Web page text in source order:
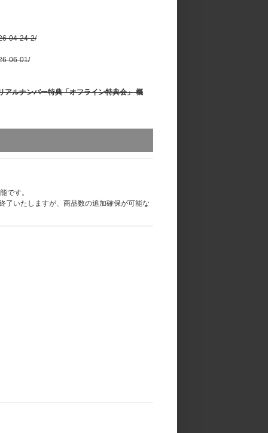
04-24-2/
06-01/
アルナンバー特典「オフライン特典会」 概
ット撮影
合がございます。余裕を持ってご応募くだ
です。
いたしますが、商品数の追加確保が可能な